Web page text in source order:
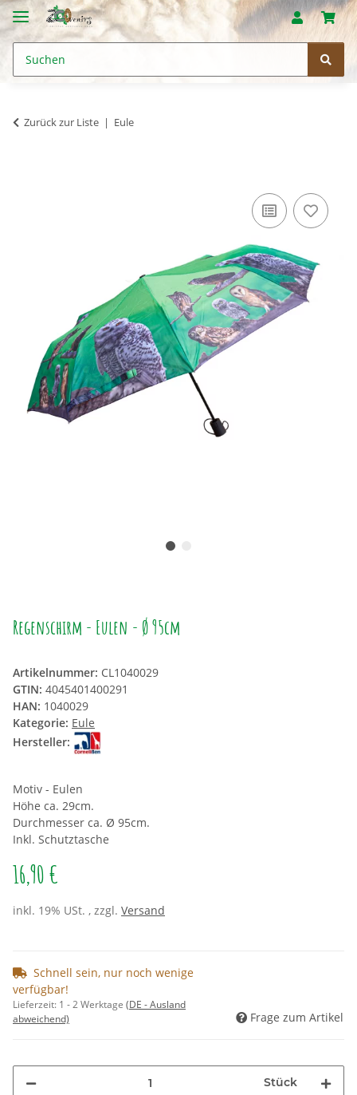
Zurück zur Liste Eule
Regenschirm - Eulen - Ø 95cm
Artikelnummer: CL1040029
GTIN: 4045401400291
HAN: 1040029
Kategorie: Eule
Hersteller:
Motiv - Eulen
Höhe ca. 29cm.
Durchmesser ca. Ø 95cm.
Inkl. Schutztasche
16,90 €
inkl. 19% USt. , zzgl. Versand
Schnell sein, nur noch wenige
verfügbar!
Lieferzeit: 1 - 2 Werktage (DE - Ausland
abweichend)
Frage zum Artikel
Stück